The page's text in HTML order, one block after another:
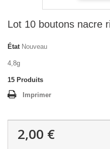
Lot 10 boutons nacre
État Nouveau
4,8g
15 Produits
Imprimer
2,00 €